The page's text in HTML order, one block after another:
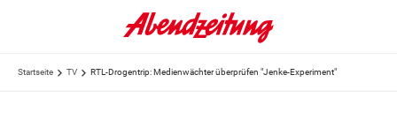
Startseite TV RTL-Drogentrip: Medienwächter überprüfen "Jenke-Experiment"